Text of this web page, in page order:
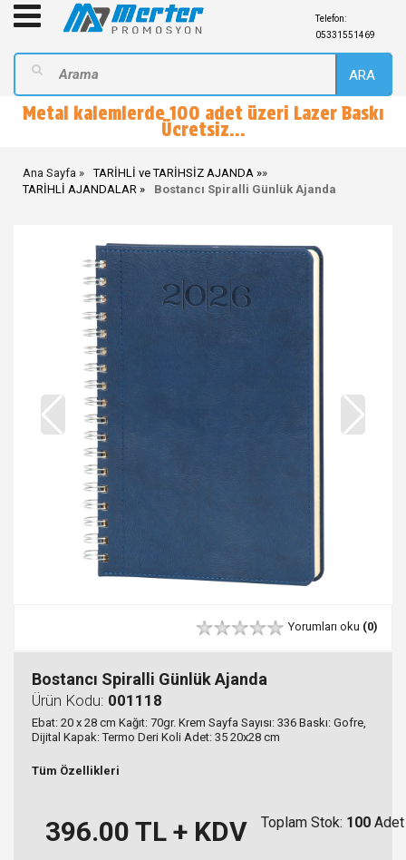
Telefon:
05331551469
ARA
Metal kalemlerde 100 adet üzeri Lazer Baskı
Ücretsiz...
Ana Sayfa TARİHLİ ve TARİHSİZ AJANDA
»
TARİHLİ AJANDALAR
Bostancı Spiralli Günlük Ajanda
Yorumları oku (0)
Bostancı Spiralli Günlük Ajanda
Ürün Kodu: 001118
Ebat: 20 x 28 cm Kağıt: 70gr. Krem Sayfa Sayısı: 336 Baskı: Gofre,
Dijital Kapak: Termo Deri Koli Adet: 35 20x28 cm
Tüm Özellikleri
396.00 TL + KDV Toplam Stok: 100 Adet